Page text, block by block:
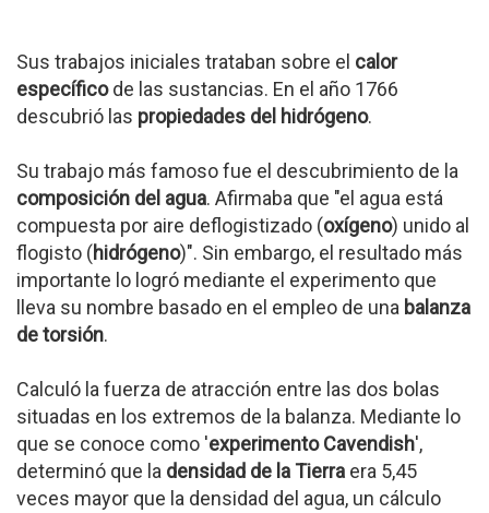
Sus trabajos iniciales trataban sobre el calor
específicode las sustancias. En el año 1766
descubrió las propiedades del hidrógeno.
Su trabajo más famoso fue el descubrimiento de la
composición del agua. Afirmaba que "el agua está
compuesta por aire deflogistizado (oxígeno) unido al
flogisto (hidrógeno)". Sin embargo, el resultado más
importante lo logró mediante el experimento que
lleva su nombre basado en el empleo de una balanza
de torsión.
Calculó la fuerza de atracción entre las dos bolas
situadas en los extremos de la balanza. Mediante lo
que se conoce como 'experimento Cavendish',
determinó que la densidad de la Tierra era 5,45
veces mayor que la densidad del agua, un cálculo